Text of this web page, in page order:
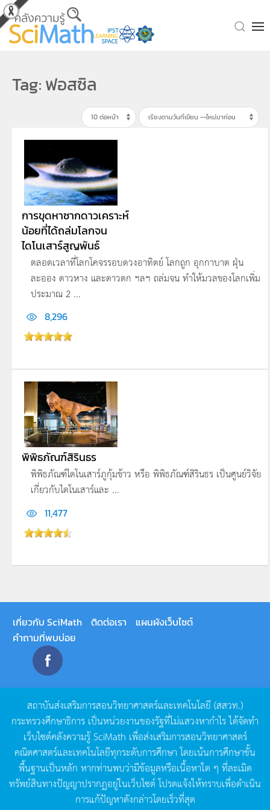
Skip to main content
Tag: ฟอสซิล
การขุดหาซากดาวเคราะห์
น้อยที่ได้ถล่มโลกจน
ไดโนเสาร์สูญพันธ์
ตลอดเวลาที่โลกโคจรรอบดวงอาทิตย์ โลกถูก อุกกาบาต ฝุ่น
ละออง ดาวหาง และดาวตก ฯลฯ ถล่มจน ทำให้มวลของโลกเพิ่ม
ประมาณ 2 ...
8,296
พิพิธภัณฑ์สิรินธร
พิพิธภัณฑ์ไดโนเสาร์ภูกุ้มข้าว หรือ พิพิธภัณฑ์สิรินธร เป็นศูนย์วิจัย
เกี่ยวกับไดโนเสาร์และ ...
11,477
เกี่ยวกับ SciMath ติดต่อเรา
แผนผังเว็บไซต์
คำถามที่พบบ่อย
สถาบันส่งเสริมการสอนวิทยาศาสตร์และเทคโนโลยี (สสวท.)
กระทรวงศึกษาธิการ เป็นหน่วยงานของรัฐที่ไม่แสวงหากำไรได้จัดทำ
เว็บไซต์คลังความรู้SciMath เพื่อส่งเสริมการสอนวิทยาศาสตร์
คณิตศาสตร์และเทคโนโลยีทุกระดับการศึกษา โดยเน้นการศึกษาขั้น
พื้นฐานเป็นหลัก หากท่านพบว่ามีข้อมูลหรือเนื้อหาใด ๆ ที่ละเมิด
ทรัพย์สินทางปัญญาปรากฏอยู่ในเว็บไซต์โปรดแจ้งให้ทราบเพื่อดำเนิน
การแก้ปัญหาดังกล่าวโดยเร็วที่สุด